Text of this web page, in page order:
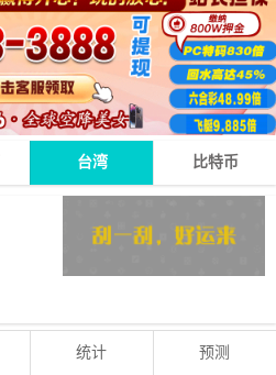
台湾 比特币
6 + 6 + 7 = 19
号码
统计 预测